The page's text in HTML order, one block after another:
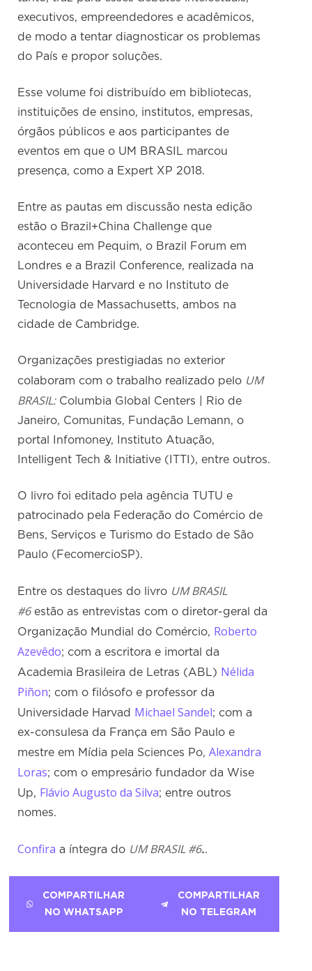
executivos, empreendedores e acadêmicos,
de modo a tentar diagnosticar os problemas
do País e propor soluções.
Esse volume foi distribuído em bibliotecas,
instituições de ensino, institutos, empresas,
órgãos públicos e aos participantes de
eventos em que o UM BRASIL marcou
presença, como a Expert XP 2018.
Entre as pautas em discussão nesta edição
estão o Brazil+China Challenge que
aconteceu em Pequim, o Brazil Forum em
Londres e a Brazil Conference, realizada na
Universidade Harvard e no Instituto de
Tecnologia de Massachusetts, ambos na
cidade de Cambridge.
Organizações prestigiadas no exterior
colaboram com o trabalho realizado pelo UM
BRASIL:Columbia Global Centers | Rio de
Janeiro, Comunitas, Fundação Lemann, o
portal Infomoney, Instituto Atuação,
Intelligent Tech & Initiative (ITTI), entre outros.
O livro foi editado pela agência TUTU e
patrocinado pela Federação do Comércio de
Bens, Serviços e Turismo do Estado de São
Paulo (FecomercioSP).
Entre os destaques do livro UM BRASIL
#6estão as entrevistas com o diretor-geral da
Organização Mundial do Comércio, Roberto
Azevêdo; com a escritora e imortal da
Academia Brasileira de Letras (ABL) Nélida
Piñon; com o filósofo e professor da
Universidade Harvad Michael Sandel; com a
ex-consulesa da França em São Paulo e
mestre em Mídia pela Sciences Po,Alexandra
Loras; com o empresário fundador da Wise
Up, Flávio Augusto da Silva; entre outros
nomes.
Confira a íntegra do UM BRASIL #6..
COMPARTILHAR
NO WHATSAPP
COMPARTILHAR
NO TELEGRAM